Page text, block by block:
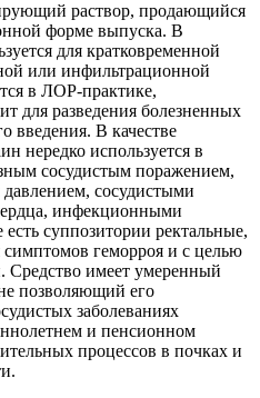
раствор, продающийся
форме выпуска. В
для кратковременной
или инфильтрационной
в ЛОР-практике,
для разведения болезненных
введения. В качестве
нередко используется в
сосудистым поражением,
сосудистыми
инфекционными
суппозитории ректальные,
симптомов геморроя и с целью
Средство имеет умеренный
позволяющий его
заболеваниях
и пенсионном
процессов в почках и